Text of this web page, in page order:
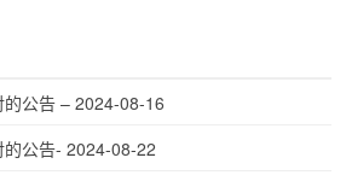
公告 – 2024-08-16
公告- 2024-08-22